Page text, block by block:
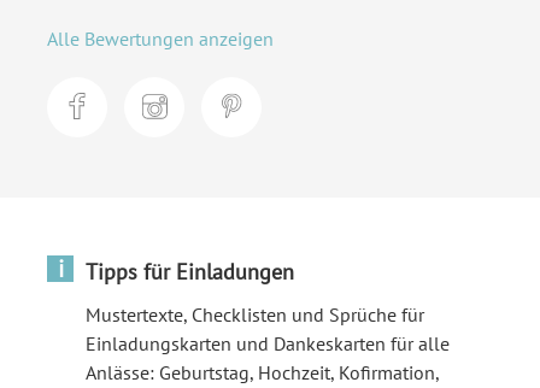
Alle Bewertungen anzeigen
i Tipps für Einladungen
Mustertexte, Checklisten und Sprüche für
Einladungskarten und Dankeskarten für alle
Anlässe: Geburtstag, Hochzeit, Kofirmation,